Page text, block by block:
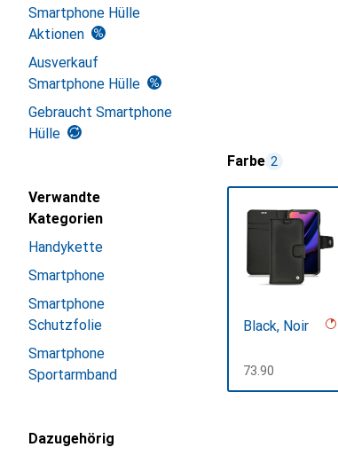
Smartphone Hülle
Aktionen
Ausverkauf
Smartphone Hülle
Gebraucht Smartphone
Hülle
Verwandte
Kategorien
Handykette
Smartphone
Smartphone
Schutzfolie
Smartphone
Sportarmband
Dazugehörig
Farbe 2
Black, Noir
CHF
73.90